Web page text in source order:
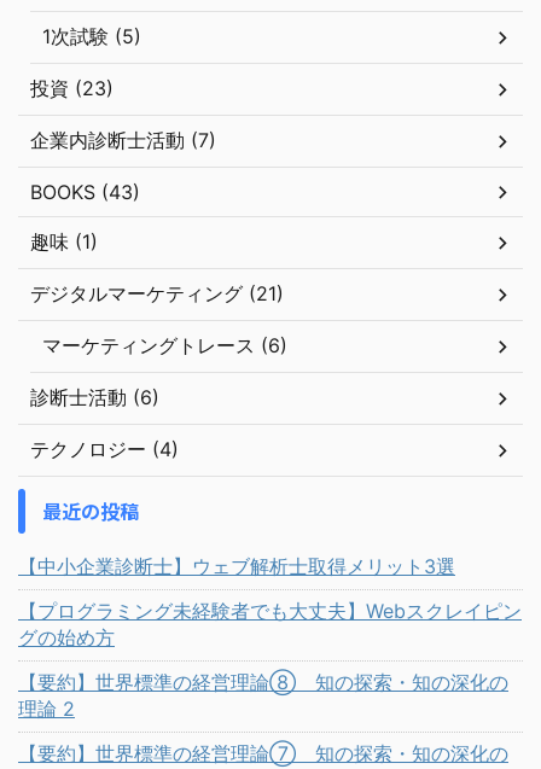
1次試験 (5)
投資 (23)
企業内診断士活動 (7)
BOOKS (43)
趣味 (1)
デジタルマーケティング (21)
マーケティングトレース (6)
診断士活動 (6)
テクノロジー (4)
最近の投稿
【中小企業診断士】ウェブ解析士取得メリット3選
【プログラミング未経験者でも大丈夫】Webスクレイピン
グの始め方
【要約】世界標準の経営理論⑧ 知の探索・知の深化の
理論 2
【要約】世界標準の経営理論⑦ 知の探索・知の深化の